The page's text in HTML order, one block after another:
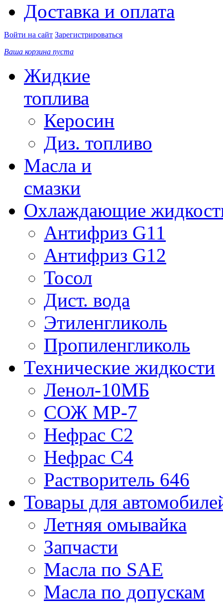
Доставка и оплата
Войти на сайт Зарегистрироваться
Ваша корзина пуста
Жидкие
топлива
Керосин
Диз. топливо
Масла и
смазки
Охлаждающие
Антифриз G11
Антифриз G12
Тосол
Дист. вода
Этиленгликоль
Пропиленгликоль
Технические жидкости
Ленол-10МБ
СОЖ МР-7
Нефрас С2
Нефрас С4
Растворитель 646
Товары для
Летняя омывайка
Запчасти
Масла по SAE
Масла по допускам